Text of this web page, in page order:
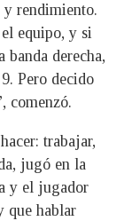
y rendimiento.
equipo, y si
banda derecha,
Pero decido
comenzó.
trabajar,
jugó en la
y el jugador
que hablar